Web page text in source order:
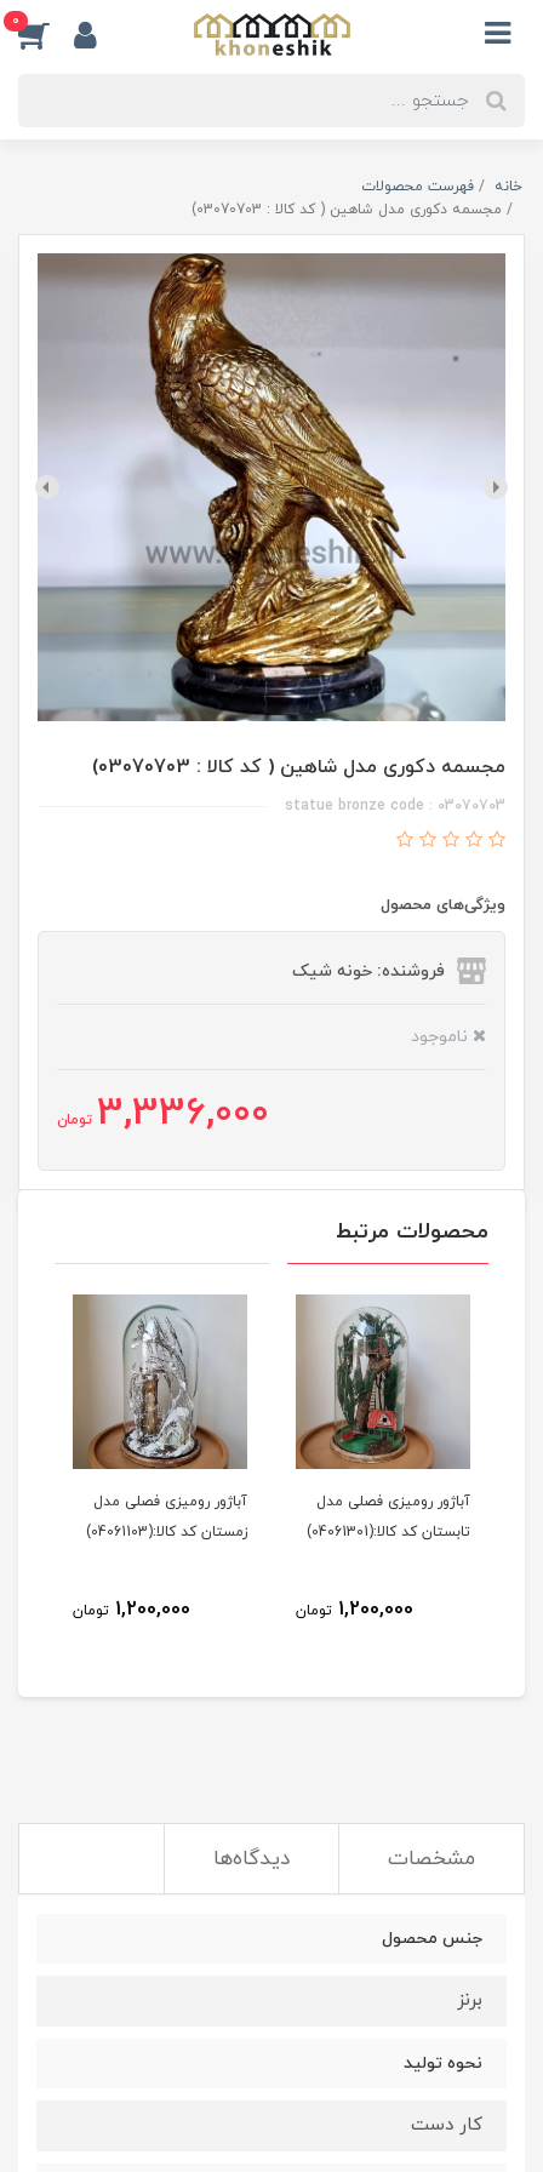
0
خانه
فهرست محصولات
مجسمه دکوری مدل شاهین ( کد کالا : 03070703)
مجسمه دکوری مدل شاهین ( کد کالا : 03070703)
statue bronze code : 03070703
ویژگی‌های محصول
فروشنده: خونه شیک
ناموجود
3,336,000 تومان
محصولات مرتبط
آباژور رومیزی فصلی مدل
تابستان کد کالا:(04061301)
1,200,000 تومان
آباژور رومیزی فصلی مدل
زمستان کد کالا:(04061103)
1,200,000 تومان
مشخصات دیدگاه‌ها
جنس محصول
برنز
نحوه تولید
کار دست